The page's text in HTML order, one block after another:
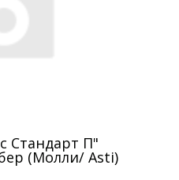
Стандарт П"
(Молли/ Asti)